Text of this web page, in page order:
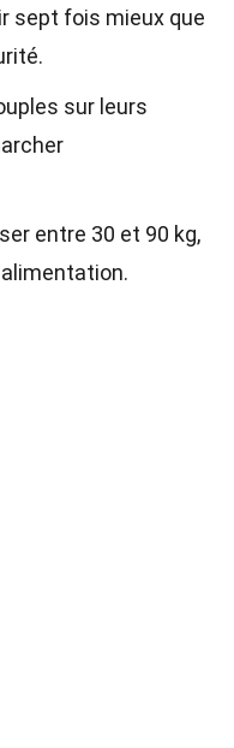
sept fois mieux que
sur leurs
entre 30 et 90 kg,